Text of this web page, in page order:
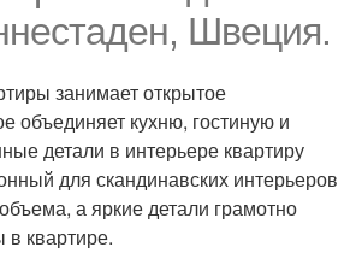
Швеция.
занимает открытое
объединяет кухню, гостиную и
детали в интерьере квартиру
для скандинавских интерьеров
а яркие детали грамотно
в квартире.